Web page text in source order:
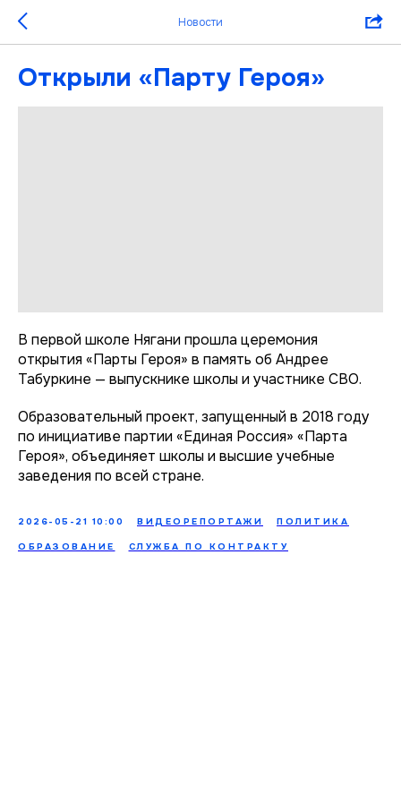
Новости
Открыли «Парту Героя»
В первой школе Нягани прошла церемония
открытия «Парты Героя» в память об Андрее
Табуркине — выпускнике школы и участнике СВО.
Образовательный проект, запущенный в 2018 году
по инициативе партии «Единая Россия» «Парта
Героя», объединяет школы и высшие учебные
заведения по всей стране.
2026-05-21 10:00 ВИДЕОРЕПОРТАЖИ ПОЛИТИКА
ОБРАЗОВАНИЕ СЛУЖБА ПО КОНТРАКТУ